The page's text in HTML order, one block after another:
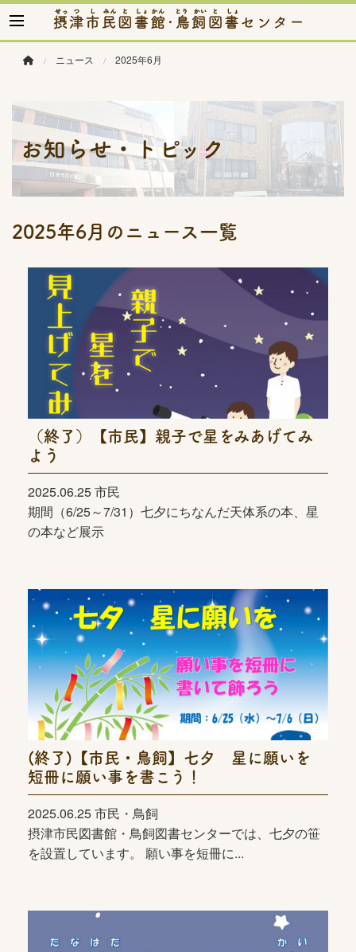
ニュース 2025年6月
お知らせ・トピック
2025年6月のニュース一覧
（終了）【市民】親子で星をみあげてみ
よう
2025.06.25 市民
期間（6/25～7/31）七夕にちなんだ天体系の本、星
の本など展示
(終了)【市民・鳥飼】七夕 星に願いを
短冊に願い事を書こう！
2025.06.25 市民・鳥飼
摂津市民図書館・鳥飼図書センターでは、七夕の笹
を設置しています。 願い事を短冊に...